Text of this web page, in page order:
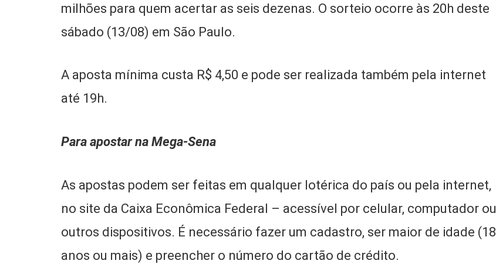
milhões para quem acertar as seis dezenas. O sorteio ocorre às 20h deste
sábado (13/08) em São Paulo.
A aposta mínima custa R$ 4,50 e pode ser realizada também pela internet
até 19h.
Para apostar na Mega-Sena
As apostas podem ser feitas em qualquer lotérica do país ou pela internet,
no site da Caixa Econômica Federal – acessível por celular, computador ou
outros dispositivos. É necessário fazer um cadastro, ser maior de idade (18
anos ou mais) e preencher o número do cartão de crédito.